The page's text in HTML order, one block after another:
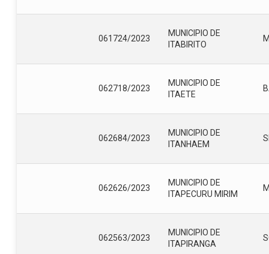
061724/2023
MUNICIPIO DE
ITABIRITO
062718/2023
MUNICIPIO DE
ITAETE
062684/2023
MUNICIPIO DE
ITANHAEM
062626/2023
MUNICIPIO DE
ITAPECURU MIRIM
062563/2023
MUNICIPIO DE
ITAPIRANGA